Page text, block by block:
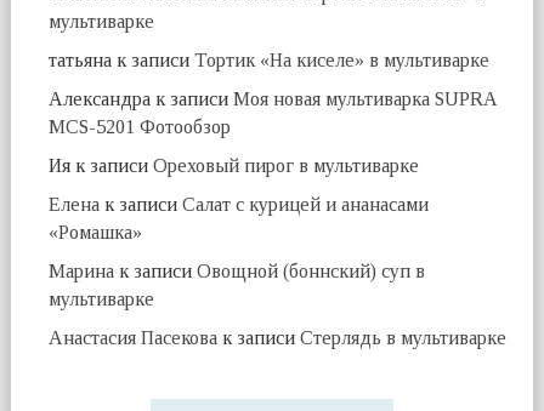
мультиварке
татьяна к записиТортик «На киселе» в мультиварке
Александра к записиМоя новая мультиварка SUPRA
MCS-5201 Фотообзор
Ия к записиОреховый пирог в мультиварке
Елена к записиСалат с курицей и ананасами
«Ромашка»
Марина к записиОвощной (боннский) суп в
мультиварке
Анастасия Пасекова к записиСтерлядь в мультиварке